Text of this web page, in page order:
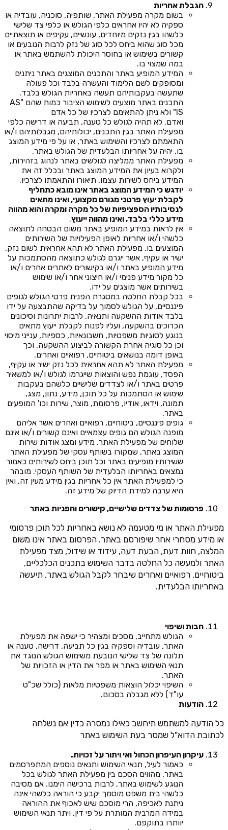
הגבלת אחריות
בשום מקרה מפעילת האתר, שותפיה, סוכניה, עובדיה או
ספקיה לא יהיו אחראים כלפי הגולש או כלפי צד שלישי
כלשהו בגין נזקים מיוחדים, עונשיים, עקיפים או תוצאתיים
מכל סוג שהוא ביחס לכל סוג של נזק לרבות הנובעים או
קשורים בשימוש או בחוסר היכולת להשתמש באתר או
במה שמצוי בו.
המידע המופיע באתר והתכנים המוצגים באתר ניתנים
ומסופקים לשם הלימוד והעשרה בלבד וכל פעולה
שתעשה בעקבותיהם תעשה באחריות הגולש בלבד.
התכנים באתר מוצעים לשימוש הציבור כמות שהם "AS
IS" ולא ניתן להתאימם לצרכיו של כל אדם
ואדם. לא תהיה לגולש כל טענה, תביעה או דרישה כלפי
מפעילת האתר בגין התכנים, יכולותיהם, מגבלותיהם ו/או
התאמתם לצרכיו והשימוש באתר, או על פי מידע המוצג
בו, יהיה על אחריותו הבלעדית של הגולש באתר.
מפעילת האתר ממליצה לגולשים באתר לנהוג בזהירות,
ולקרוא בעיון את המידע המוצג באתר ובכלל זה את
המידע ביחס לשירות עצמו, תיאורו והתאמתו לצרכיו.
יודגש כי המידע המוצג באתר אינו מובא כתחליף
לקבלת יעוץ פרטני מגורם מקצועי, ואינו מתאים
לנסיבותיו הספציפיות של כל מקרה ומקרה והוא מהווה
מידע כללי בלבד, ואינו מהווה ייעוץ.
אין לראות במידע המופיע באתר משום הבטחה לתוצאה
כלשהי ו/או אחריות לאופן הפעילויות של השירותים
המוצעים בו. מפעילת האתר לא תהא אחראית לשום נזק,
ישיר או עקיף, אשר ייגרם לגולש כתוצאה מהסתמכות על
מידע המופיע באתר ו/או בקישורים לאתרים אחרים ו/או
כל מקור מידע פנימי ו/או חיצוני אחר ו/או שימוש
בשירותים אשר מוצגים על ידו.
בכל קבלת החלטה במסגרת הפנית פרטי הגולש לגופים
פיננסיים, על הגולש לסמוך על בדיקה שהתבצעה על ידו
בלבד אודות ההשקעה ותנאיה, לרבות יתרונות וסיכונים
הכרוכים בהשקעה, ועליו לפנות לקבלת ייעוץ מתאים
בנוגע לסוגיות משפטיות, חשבונאיות, כספיות, ענייני מיסוי
וכן כל סוגיה אחרת הקשורה לביצוע ההשקעה. וכך
באופן דומה בנושאים ביטוחיים, רפואיים ואחרים.
מפעילת האתר לא תהא אחראית לכל נזק ישיר או עקיף,
הפסד, עוגמת נפש והוצאות שייגרמו לגולש ו/או למשאיר
פרטים באתר ו/או לצדדים שלישיים כלשהם בעקבות
שימוש או הסתמכות על כל תוכן, מידע, נתון, מצג,
תמונה, וידאו, אודיו, פרסומת, מוצר, שירות וכו' המופעים
באתר.
גופים פיננסיים, ביטוחיים, רפואיים ואחרים אשר אליהם
מופנה הגולש הם גופים עצמאיים ואינם קשורים ו/או אינם
שלוחים של מפעילת האתר. מידע ומצג אודות שירות
המוצג באתר, שמקורו בשותף עסקי של מפעילת האתר
ששירותיו מופיעים באתר וכל תוכן ביחס לשירותים כאמור
נמצאים באחריותו הבלעדית של השותף העסקי. מובהר
כי למפעילת האתר אין כל אחריות בגין מידע מעין זה, ואין
היא ערבה למידת הדיוק של מידע זה.
פרסומות של צדדים שלישיים, קישורים והפניות באתר
מפעילת האתר או מי מטעמה לא נושא באחריות לכל תוכן פרסומי
או מידע מסחרי אחר שיפורסם באתר. הפרסום באתר אינו משום
המלצה, חוות דעת, הבעת דעה, עידוד או שידול, מצד מפעילת
האתר ולמעשה כל החלטה בדבר השימוש בתכנים הכלכליים,
ביטוחיים, רפואיים ואחרים שיבחר לקבל הגולש באתר, תיעשה
באחריותו הבלעדית.
חבות ושיפוי
הגולש מתחייב, מסכים ומצהיר כי ישפה את מפעילת
האתר, עובדיה וספקיה בגין כל תביעה, דרישה, טענה או
תלונה של צד שלישי הנובעת משימוש הגולש הנוגד את
תנאי השימוש באתר או מפר את הדין או הזכויות של
האתר.
השיפוי יכלול הוצאות משפטיות מלאות (כולל שכ"ט
עו"ד) ללא מגבלה בסכום.
הודעות
כל הודעה למשתמש תיחשב כאילו נמסרה כדין אם נשלחה
לכתובת הדוא"ל שמסר בעת השימוש באתר
עיקרון העיפרון הכחול ואי ויתור על זכויות.
כאמור לעיל, תנאי השימוש ותנאים נוספים המתפרסמים
באתר, מהווים הסכם בין מפעילת האתר לגולש בכל
הנוגע לשימוש באתר, לרבות ברכישה הימנו. אם מסיבה
כלשהי בית משפט מוסמך יקבע כי הוראה כלשהי אינה
ניתנת לאכיפה, הרי מוסכם שיש לאכוף את ההוראה
במידה המרבית המותרת על פי דין, ויתר תנאי השימוש
יוותרו בתוקפם.